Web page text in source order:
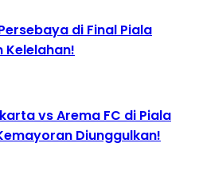
di Final Piala
Kelelahan!
vs Arema FC di Piala
Diunggulkan!